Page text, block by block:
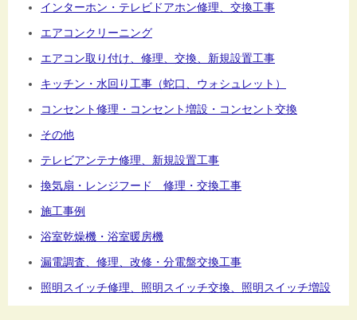
インターホン・テレビドアホン修理、交換工事
エアコンクリーニング
エアコン取り付け、修理、交換、新規設置工事
キッチン・水回り工事（蛇口、ウォシュレット）
コンセント修理・コンセント増設・コンセント交換
その他
テレビアンテナ修理、新規設置工事
換気扇・レンジフード 修理・交換工事
施工事例
浴室乾燥機・浴室暖房機
漏電調査、修理、改修・分電盤交換工事
照明スイッチ修理、照明スイッチ交換、照明スイッチ増設